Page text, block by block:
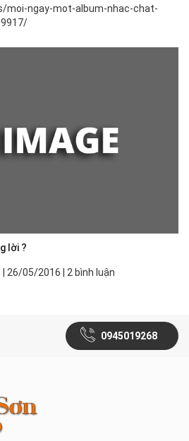
ngay-mot-album-nhac-chat-
lời ?
| 26/05/2016 | 2 bình luận
0945019268